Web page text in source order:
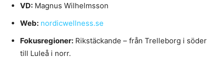
VD: Magnus Wilhelmsson
Web: nordicwellness.se
Fokusregioner: Rikstäckande – från Trelleborg i söder
till Luleå i norr.